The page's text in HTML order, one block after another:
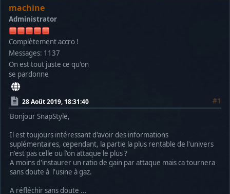
machine
Administrator
Complètement accro !
Messages: 1137
On est tout juste ce qu'on
se pardonne
28 Août 2019, 18:31:40
#1
Bonjour SnapStyle,
Il est toujours intéressant d'avoir des informations
suplémentaires, cependant, la partie la plus rentable de l'univers
n'est pas celle ou l'on attaque le plus ?
A moins d'instaurer un ratio de gain par attaque mais ca tournera
sans doute à l'usine à gaz.
A réfléchir sans doute ...